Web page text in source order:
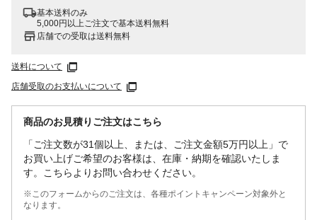
基本送料のみ
5,000円以上ご注文で基本送料無料
店舗での受取は送料無料
送料について
店舗受取のお支払いについて
商品のお見積りご注文はこちら
「ご注文数が31個以上、または、ご注文金額5万円以上」で
お買い上げご希望のお客様は、在庫・納期を確認いたしま
す。こちらよりお問い合わせください。
※このフォームからのご注文は、各種ポイントキャンペーン対象外と
なります。